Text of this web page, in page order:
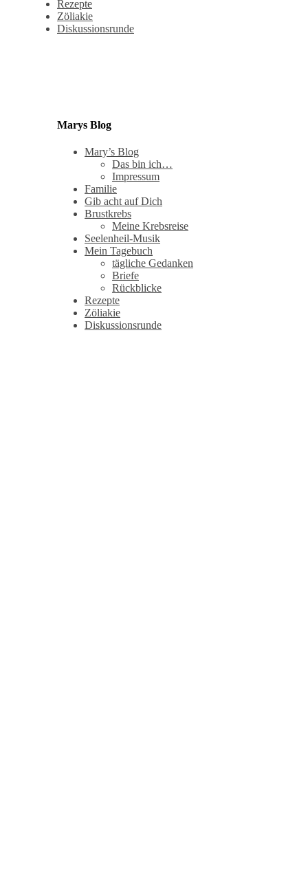
Rezepte
Zöliakie
Diskussionsrunde
Marys Blog
Mary’s Blog
Das bin ich…
Impressum
Familie
Gib acht auf Dich
Brustkrebs
Meine Krebsreise
Seelenheil-Musik
Mein Tagebuch
tägliche Gedanken
Briefe
Rückblicke
Rezepte
Zöliakie
Diskussionsrunde